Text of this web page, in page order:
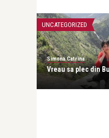
plec din Bucuresti